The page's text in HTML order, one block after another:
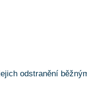
odstranění